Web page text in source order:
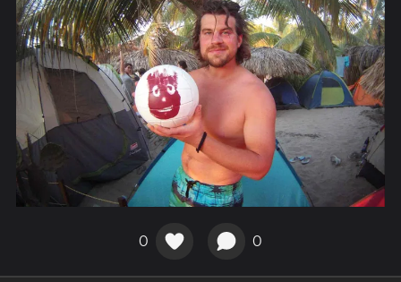
0 0